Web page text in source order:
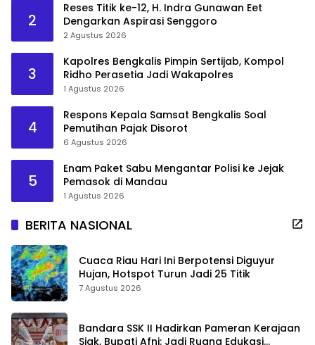
2
Reses Titik ke-12, H. Indra Gunawan Eet
Dengarkan Aspirasi Senggoro
2 Agustus 2026
3
Kapolres Bengkalis Pimpin Sertijab, Kompol
Ridho Perasetia Jadi Wakapolres
1 Agustus 2026
4
Respons Kepala Samsat Bengkalis Soal
Pemutihan Pajak Disorot
6 Agustus 2026
5
Enam Paket Sabu Mengantar Polisi ke Jejak
Pemasok di Mandau
1 Agustus 2026
BERITA NASIONAL
Cuaca Riau Hari Ini Berpotensi Diguyur
Hujan, Hotspot Turun Jadi 25 Titik
7 Agustus 2026
Bandara SSK II Hadirkan Pameran Kerajaan
Siak, Bupati Afni: Jadi Ruang Edukasi